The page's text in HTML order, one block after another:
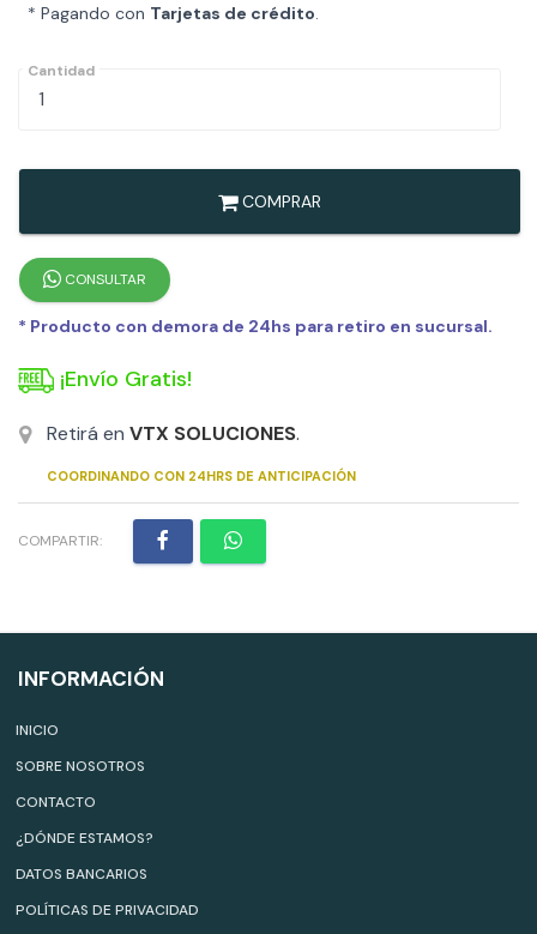
* Pagando con Tarjetas de crédito.
Cantidad
COMPRAR
CONSULTAR
* Producto con demora de 24hs para retiro en sucursal.
¡Envío Gratis!
Retirá en VTX SOLUCIONES.
COORDINANDO CON 24HRS DE ANTICIPACIÓN
COMPARTIR:
INFORMACIÓN
INICIO
SOBRE NOSOTROS
CONTACTO
¿DÓNDE ESTAMOS?
DATOS BANCARIOS
POLÍTICAS DE PRIVACIDAD